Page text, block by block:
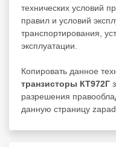
технических условий
правил и условий
транспортирования,
эксплуатации.
Копировать данное
транзисторы КТ972Г
разрешения
данную страницу